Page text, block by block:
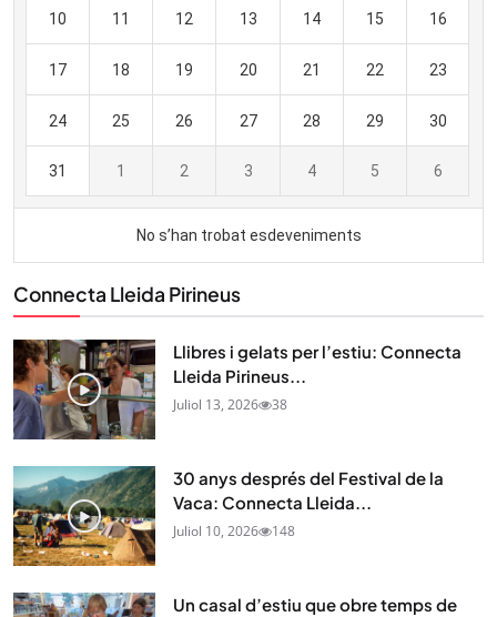
Connecta Lleida Pirineus
Llibres i gelats per l’estiu: Connecta
Lleida Pirineus...
Juliol 13, 2026 38
30 anys després del Festival de la
Vaca: Connecta Lleida...
Juliol 10, 2026 148
Un casal d’estiu que obre temps de